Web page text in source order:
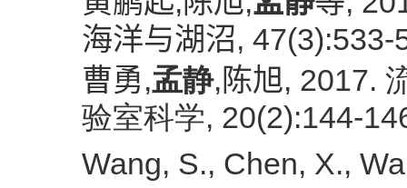
海洋与湖沼, 47(3):533-
曹勇,孟静, 陈旭, 2017.
验室科学, 20(2):144-
Wang, S., Chen, X.,